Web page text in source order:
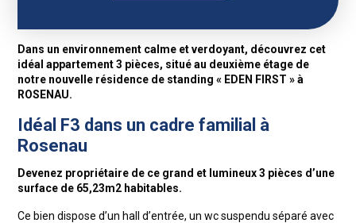
Dans un environnement calme et verdoyant, découvrez cet
idéal appartement 3 pièces, situé au deuxième étage de
notre nouvelle résidence de standing « EDEN FIRST » à
ROSENAU.
Idéal F3 dans un cadre familial à
Rosenau
Devenez propriétaire de ce grand et lumineux 3 pièces d’une
surface de 65,23m2 habitables.
Ce bien dispose d’un hall d’entrée, un wc suspendu séparé avec